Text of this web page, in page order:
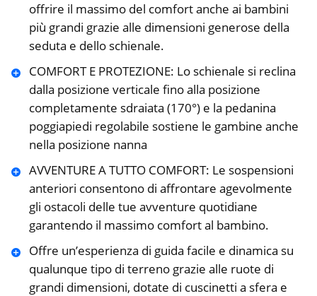
offrire il massimo del comfort anche ai bambini
più grandi grazie alle dimensioni generose della
seduta e dello schienale.
COMFORT E PROTEZIONE: Lo schienale si reclina
dalla posizione verticale fino alla posizione
completamente sdraiata (170°) e la pedanina
poggiapiedi regolabile sostiene le gambine anche
nella posizione nanna
AVVENTURE A TUTTO COMFORT: Le sospensioni
anteriori consentono di affrontare agevolmente
gli ostacoli delle tue avventure quotidiane
garantendo il massimo comfort al bambino.
Offre un’esperienza di guida facile e dinamica su
qualunque tipo di terreno grazie alle ruote di
grandi dimensioni, dotate di cuscinetti a sfera e